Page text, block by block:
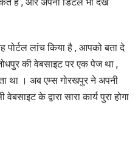
पोर्टल लांच किया है , आपको बता दे
की वेबसाइट पर एक पेज था ,
था । अब एम्स गोरखपुर ने अपनी
के द्वारा सारा कार्य पुरा होगा